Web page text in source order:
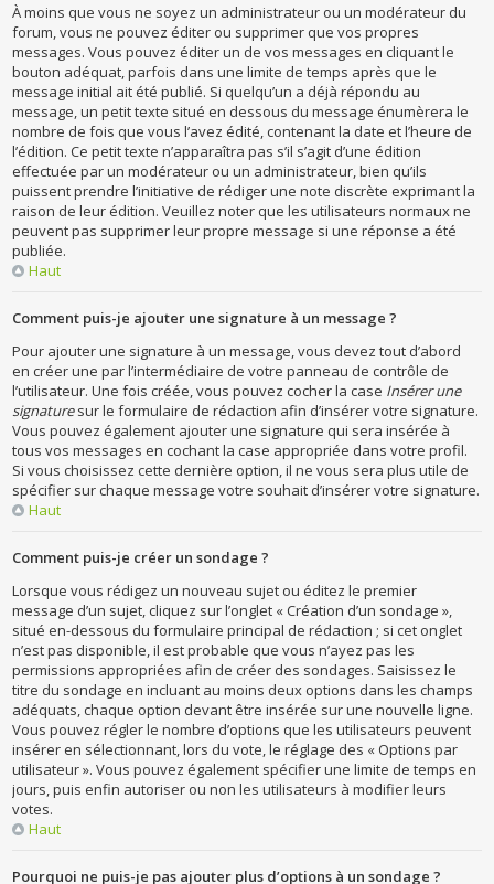
À moins que vous ne soyez un administrateur ou un modérateur du
forum, vous ne pouvez éditer ou supprimer que vos propres
messages. Vous pouvez éditer un de vos messages en cliquant le
bouton adéquat, parfois dans une limite de temps après que le
message initial ait été publié. Si quelqu’un a déjà répondu au
message, un petit texte situé en dessous du message énumèrera le
nombre de fois que vous l’avez édité, contenant la date et l’heure de
l’édition. Ce petit texte n’apparaîtra pas s’il s’agit d’une édition
effectuée par un modérateur ou un administrateur, bien qu’ils
puissent prendre l’initiative de rédiger une note discrète exprimant la
raison de leur édition. Veuillez noter que les utilisateurs normaux ne
peuvent pas supprimer leur propre message si une réponse a été
publiée.
Haut
Comment puis-je ajouter une signature à un message ?
Pour ajouter une signature à un message, vous devez tout d’abord
en créer une par l’intermédiaire de votre panneau de contrôle de
l’utilisateur. Une fois créée, vous pouvez cocher la case Insérer une
signaturesur le formulaire de rédaction afin d’insérer votre signature.
Vous pouvez également ajouter une signature qui sera insérée à
tous vos messages en cochant la case appropriée dans votre profil.
Si vous choisissez cette dernière option, il ne vous sera plus utile de
spécifier sur chaque message votre souhait d’insérer votre signature.
Haut
Comment puis-je créer un sondage ?
Lorsque vous rédigez un nouveau sujet ou éditez le premier
message d’un sujet, cliquez sur l’onglet « Création d’un sondage »,
situé en-dessous du formulaire principal de rédaction ; si cet onglet
n’est pas disponible, il est probable que vous n’ayez pas les
permissions appropriées afin de créer des sondages. Saisissez le
titre du sondage en incluant au moins deux options dans les champs
adéquats, chaque option devant être insérée sur une nouvelle ligne.
Vous pouvez régler le nombre d’options que les utilisateurs peuvent
insérer en sélectionnant, lors du vote, le réglage des « Options par
utilisateur ». Vous pouvez également spécifier une limite de temps en
jours, puis enfin autoriser ou non les utilisateurs à modifier leurs
votes.
Haut
Pourquoi ne puis-je pas ajouter plus d’options à un sondage ?